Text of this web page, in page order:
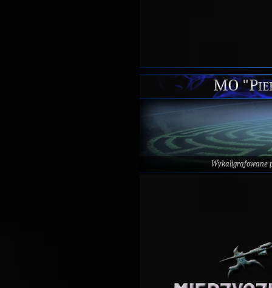
MO
Wykaligrafowane